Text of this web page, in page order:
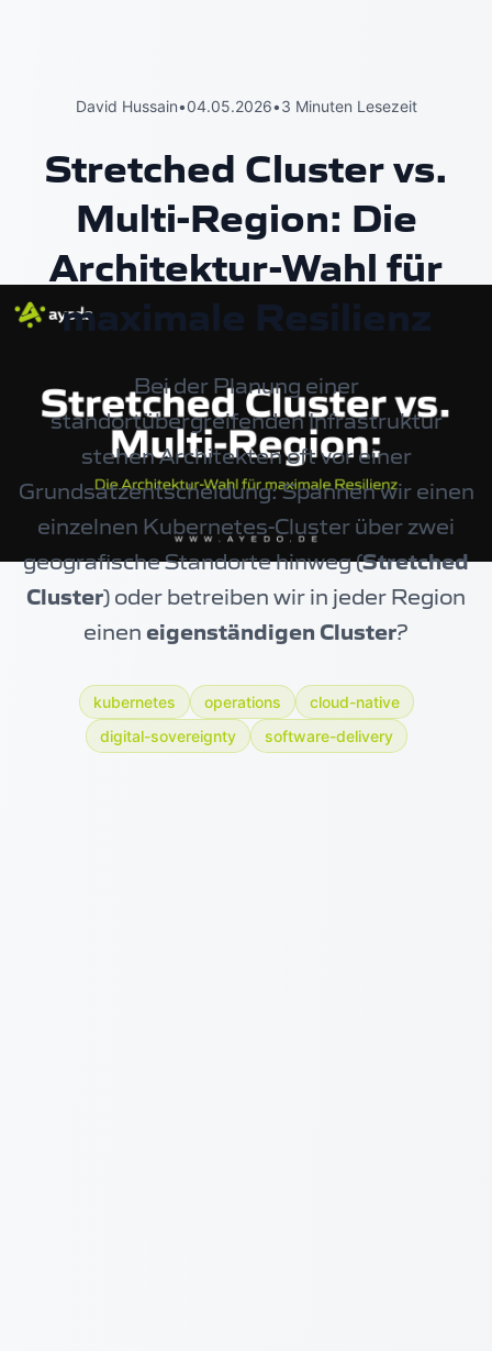
David Hussain•04.05.2026•3 Minuten Lesezeit
Stretched Cluster vs.
Multi-Region: Die
Architektur-Wahl für
maximale Resilienz
Bei der Planung einer
standortübergreifenden Infrastruktur
stehen Architekten oft vor einer
Grundsatzentscheidung: Spannen wir einen
einzelnen Kubernetes-Cluster über zwei
geografische Standorte hinweg (Stretched
Cluster) oder betreiben wir in jeder Region
einen eigenständigen Cluster?
kubernetes operations
cloud-native
digital-sovereignty
software-delivery